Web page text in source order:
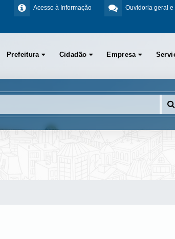
Ouvidoria geral e
Acesso à Informação
Prefeitura Cidadão Empresa